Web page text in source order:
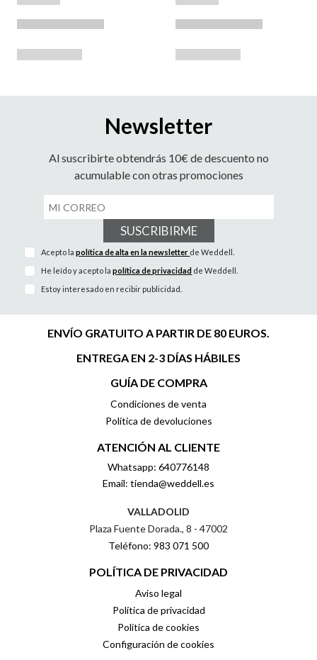
Newsletter
Al suscribirte obtendrás 10€ de descuento no
acumulable con otras promociones
SUSCRIBIRME
Acepto lapolítica de alta en la newsletter de Weddell.
He leído y acepto lapolítica de privacidad de Weddell.
Estoy interesado en recibir publicidad.
ENVÍO GRATUITO A PARTIR DE 80 EUROS.
ENTREGA EN 2-3 DÍAS HÁBILES
GUÍA DE COMPRA
Condiciones de venta
Política de devoluciones
ATENCIÓN AL CLIENTE
Whatsapp: 640776148
Email: tienda@weddell.es
VALLADOLID
Plaza Fuente Dorada., 8 - 47002
Teléfono: 983 071 500
POLÍTICA DE PRIVACIDAD
Aviso legal
Política de privacidad
Política de cookies
Configuración de cookies